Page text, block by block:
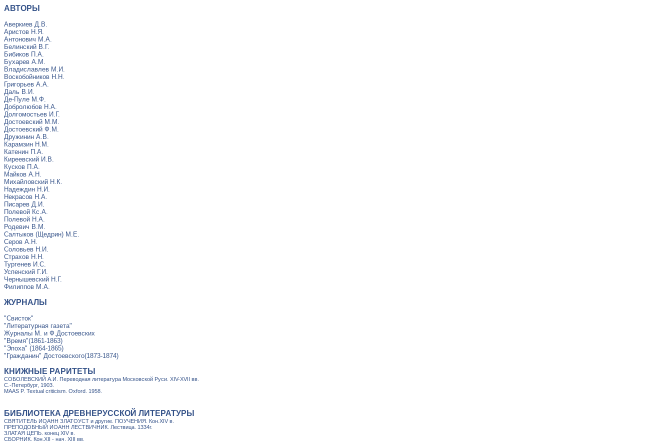
АВТОРЫ
Аверкиев Д.В.
Аристов Н.Я.
Антонович М.А.
Белинский В.Г.
Бибиков П.А.
Бухарев А.М.
Владиславлев М.И.
Воскобойников Н.Н.
Григорьев А.А.
Даль В.И.
Де-Пуле М.Ф.
Добролюбов Н.А.
Долгомостьев И.Г.
Достоевский М.М.
Достоевский Ф.М.
Дружинин А.В.
Карамзин Н.М.
Катенин П.А.
Киреевский И.В.
Кусков П.А.
Майков А.Н.
Михайловский Н.К.
Надеждин Н.И.
Некрасов Н.А.
Писарев Д.И.
Полевой Кс.А.
Полевой Н.А.
Родевич В.М.
Салтыков (Щедрин) М.Е.
Серов А.Н.
Соловьев Н.И.
Страхов Н.Н.
Тургенев И.С.
Успенский Г.И.
Чернышевский Н.Г.
Филиппов М.А.
ЖУРНАЛЫ
"Свисток"
"Литературная газета"
Журналы М. и Ф.Достоевских
"Время"(1861-1863)
"Эпоха" (1864-1865)
"Гражданин" Достоевского(1873-1874)
КНИЖНЫЕ РАРИТЕТЫ
СОБОЛЕВСКИЙ А.И. Переводная литература Московской Руси. XIV-XVII вв.
С.-Петербург, 1903.
MAAS P. Textual criticism. Oxford. 1958.
БИБЛИОТЕКА ДРЕВНЕРУССКОЙ ЛИТЕРАТУРЫ
СВЯТИТЕЛЬ ИОАНН ЗЛАТОУСТ и другие. ПОУЧЕНИЯ. Кон.XIV в.
ПРЕПОДОБНЫЙ ИОАНН ЛЕСТВИЧНИК. Лествица. 1334г.
ЗЛАТАЯ ЦЕПЬ. конец XIV в.
СБОРНИК. Кон.XII - нач. XIII вв.